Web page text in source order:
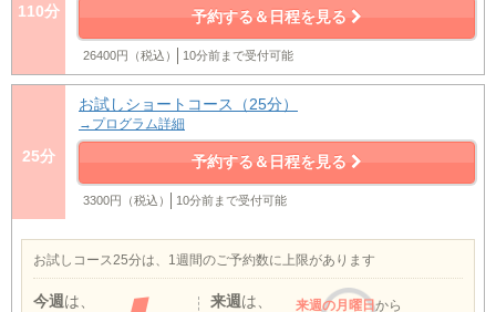
110分 予約する＆日程を見る
26400円（税込） 10分前まで受付可能
25分
お試しショートコース（25分）
→プログラム詳細
予約する＆日程を見る
3300円（税込） 10分前まで受付可能
お試しコース25分は、1週間のご予約数に上限があります
今週 は、 来週 は、 来週の月曜日から